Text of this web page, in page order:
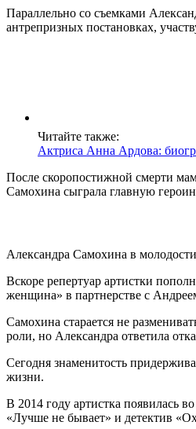
Параллельно со съемками
антрепризных постановках,
Читайте также:
Актриса Анна Ардова:
После скоропостижной смерти
Самохина сыграла главную
Александра Самохина в
Вскоре репертуар артистки
женщина» в партнерстве с
Самохина старается не
роли, но Александра ответила
Сегодня знаменитость
жизни.
В 2014 году артистка появилась
«Лучше не бывает» и детектив